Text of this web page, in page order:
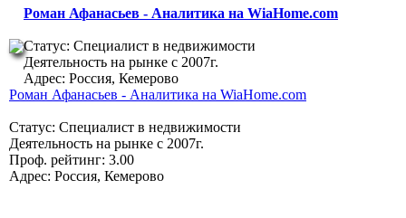
Роман Афанасьев - Аналитика на WiaHome.com
Статус: Специалист в недвижимости
Деятельность на рынке с 2007г.
Адрес: Россия, Кемерово
Роман Афанасьев - Аналитика на WiaHome.com
Статус: Специалист в недвижимости
Деятельность на рынке с 2007г.
Проф. рейтинг: 3.00
Адрес: Россия, Кемерово